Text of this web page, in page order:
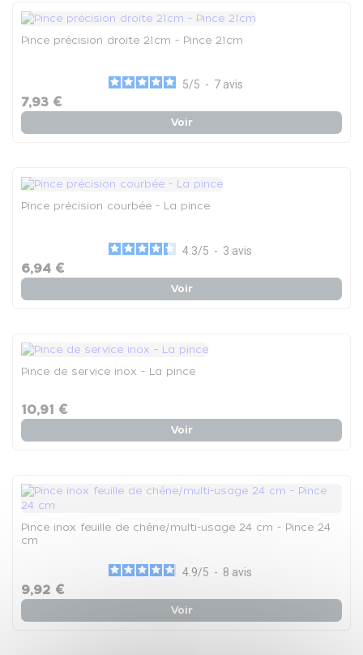
Pince précision droite 21cm - Pince 21cm
5/5 - 7 avis
7,93 €
Voir
Pince précision courbée - La pince
4.3/5 - 3 avis
6,94 €
Voir
Pince de service inox - La pince
10,91 €
Voir
Pince inox feuille de chêne/multi-usage 24 cm - Pince 24
cm
4.9/5 - 8 avis
9,92 €
Voir